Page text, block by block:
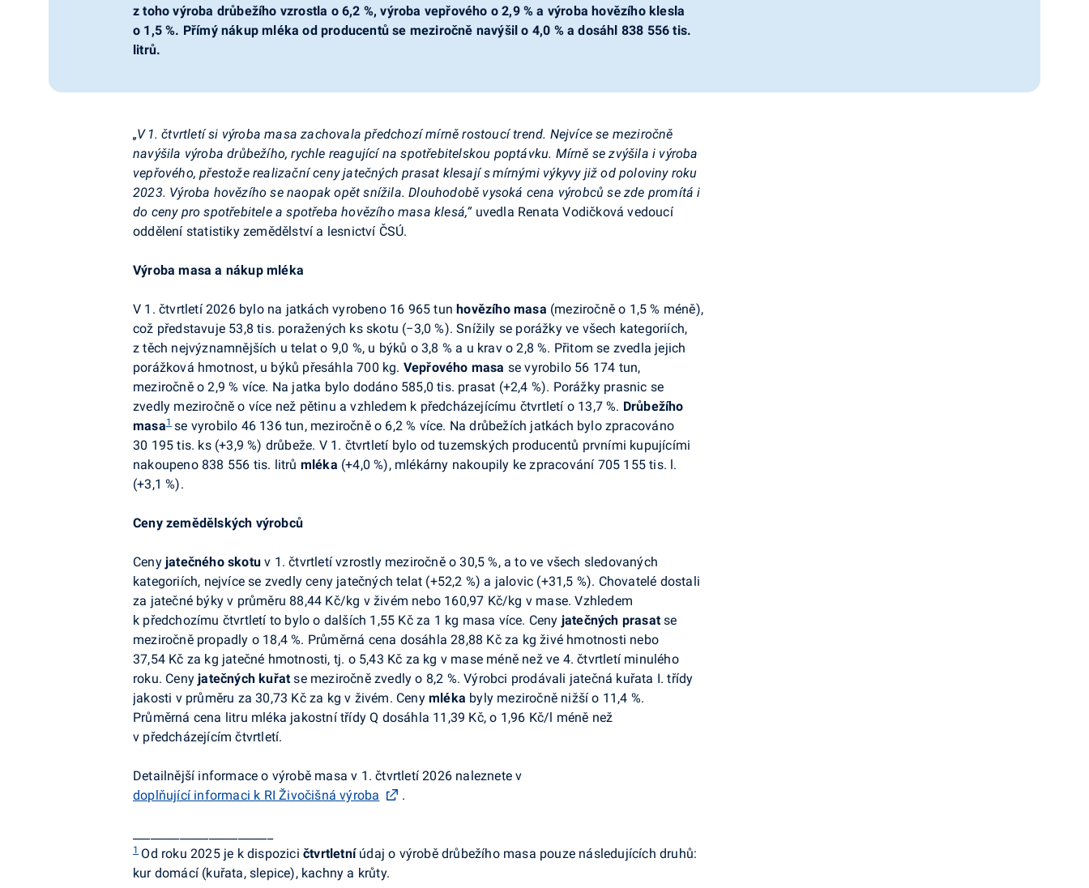
z toho výroba drůbežího vzrostla o 6,2 %, výroba vepřového o 2,9 % a výroba hovězího klesla
o 1,5 %. Přímý nákup mléka od producentů se meziročně navýšil o 4,0 % a dosáhl 838 556 tis.
litrů.
„V 1. čtvrtletí si výroba masa zachovala předchozí mírně rostoucí trend. Nejvíce se meziročně
navýšila výroba drůbežího, rychle reagující na spotřebitelskou poptávku. Mírně se zvýšila i výroba
vepřového, přestože realizační ceny jatečných prasat klesají s mírnými výkyvy již od poloviny roku
2023. Výroba hovězího se naopak opět snížila. Dlouhodobě vysoká cena výrobců se zde promítá i
do ceny pro spotřebitele a spotřeba hovězího masa klesá,“ uvedla Renata Vodičková vedoucí
oddělení statistiky zemědělství a lesnictví ČSÚ.
Výroba masa a nákup mléka
V 1. čtvrtletí 2026 bylo na jatkách vyrobeno 16 965 tunhovězího masa (meziročně o 1,5 % méně),
což představuje 53,8 tis. poražených ks skotu (−3,0 %). Snížily se porážky ve všech kategoriích,
z těch nejvýznamnějších u telat o 9,0 %, u býků o 3,8 % a u krav o 2,8 %. Přitom se zvedla jejich
porážková hmotnost, u býků přesáhla 700 kg. Vepřového masa se vyrobilo 56 174 tun,
meziročně o 2,9 % více. Na jatka bylo dodáno 585,0 tis. prasat (+2,4 %). Porážky prasnic se
zvedly meziročně o více než pětinu a vzhledem k předcházejícímu čtvrtletí o 13,7 %. Drůbežího
masa1 se vyrobilo 46 136 tun, meziročně o 6,2 % více. Na drůbežích jatkách bylo zpracováno
30 195 tis. ks (+3,9 %) drůbeže. V 1. čtvrtletí bylo od tuzemských producentů prvními kupujícími
nakoupeno 838 556 tis. litrů mléka (+4,0 %), mlékárny nakoupily ke zpracování 705 155 tis. l.
(+3,1 %).
Ceny zemědělských výrobců
Ceny jatečného skotu v 1. čtvrtletí vzrostly meziročně o 30,5 %, a to ve všech sledovaných
kategoriích, nejvíce se zvedly ceny jatečných telat (+52,2 %) a jalovic (+31,5 %). Chovatelé dostali
za jatečné býky v průměru 88,44 Kč/kg v živém nebo 160,97 Kč/kg v mase. Vzhledem
k předchozímu čtvrtletí to bylo o dalších 1,55 Kč za 1 kg masa více. Ceny jatečných prasatse
meziročně propadly o 18,4 %. Průměrná cena dosáhla 28,88 Kč za kg živé hmotnosti nebo
37,54 Kč za kg jatečné hmotnosti, tj. o 5,43 Kč za kg v mase méně než ve 4. čtvrtletí minulého
roku. Cenyjatečných kuřatse meziročně zvedly o 8,2 %. Výrobci prodávali jatečná kuřata I. třídy
jakosti v průměru za 30,73 Kč za kg v živém. Ceny mléka byly meziročně nižší o 11,4 %.
Průměrná cena litru mléka jakostní třídy Q dosáhla 11,39 Kč, o 1,96 Kč/l méně než
v předcházejícím čtvrtletí.
Detailnější informace o výrobě masa v 1. čtvrtletí 2026 naleznete v
doplňující informaci k RI Živočišná výroba
.
1 Od roku 2025 je k dispozicičtvrtletníúdaj o výrobě drůbežího masa pouze následujících druhů:
kur domácí (kuřata, slepice), kachny a krůty.